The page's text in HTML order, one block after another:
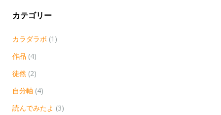
カテゴリー
カラダラボ (1)
作品 (4)
徒然 (2)
自分軸 (4)
読んでみたよ (3)